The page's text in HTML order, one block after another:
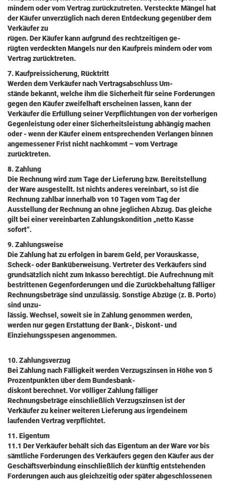
mindern oder vom Vertrag zurückzutreten. Versteckte Mängel hat
der Käufer unverzüglich nach deren Entdeckung gegenüber dem
Verkäufer zu
rügen. Der Käufer kann aufgrund des rechtzeitigen ge-
rügten verdeckten Mangels nur den Kaufpreis mindern oder vom
Vertrag zurücktreten.
7. Kaufpreissicherung, Rücktritt
Werden dem Verkäufer nach Vertragsabschluss Um-
stände bekannt, welche ihm die Sicherheit für seine Forderungen
gegen den Käufer zweifelhaft erscheinen lassen, kann der
Verkäufer die Erfüllung seiner Verpflichtungen von der vorherigen
Gegenleistung oder einer Sicherheitsleistung abhängig machen
oder - wenn der Käufer einem entsprechenden Verlangen binnen
angemessener Frist nicht nachkommt – vom Vertrage
zurücktreten.
8. Zahlung
Die Rechnung wird zum Tage der Lieferung bzw. Bereitstellung
der Ware ausgestellt. Ist nichts anderes vereinbart, so ist die
Rechnung zahlbar innerhalb von 10 Tagen vom Tag der
Ausstellung der Rechnung an ohne jeglichen Abzug. Das gleiche
gilt bei einer vereinbarten Zahlungskondition „netto Kasse
sofort“.
9. Zahlungsweise
Die Zahlung hat zu erfolgen in barem Geld, per Vorauskasse,
Scheck- oder Banküberweisung. Vertreter des Verkäufers sind
grundsätzlich nicht zum Inkasso berechtigt. Die Aufrechnung mit
bestrittenen Gegenforderungen und die Zurückbehaltung fälliger
Rechnungsbeträge sind unzulässig. Sonstige Abzüge (z. B. Porto)
sind unzu-
lässig. Wechsel, soweit sie in Zahlung genommen werden,
werden nur gegen Erstattung der Bank-, Diskont- und
Einziehungsspesen angenommen.
10. Zahlungsverzug
Bei Zahlung nach Fälligkeit werden Verzugszinsen in Höhe von 5
Prozentpunkten über dem Bundesbank-
diskont berechnet. Vor völliger Zahlung fälliger
Rechnungsbeträge einschließlich Verzugszinsen ist der
Verkäufer zu keiner weiteren Lieferung aus irgendeinem
laufenden Vertrag verpflichtet.
11. Eigentum
11.1 Der Verkäufer behält sich das Eigentum an der Ware vor bis
sämtliche Forderungen des Verkäufers gegen den Käufer aus der
Geschäftsverbindung einschließlich der künftig entstehenden
Forderungen auch aus gleichzeitig oder später abgeschlossenen